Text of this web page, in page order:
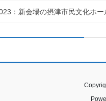
：新会場の摂津市民文化ホ